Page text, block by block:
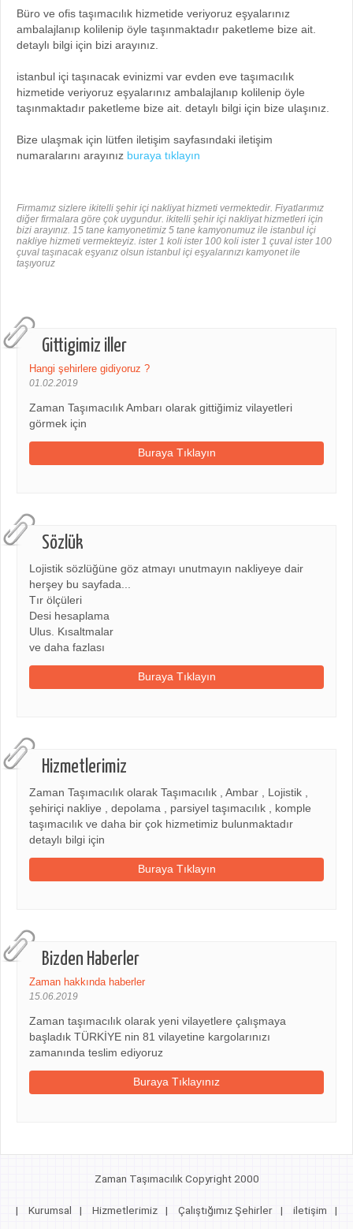
Gittigimiz iller
Hangi şehirlere gidiyoruz ?
01.02.2019
Zaman Taşımacılık Ambarı olarak gittiğimiz vilayetleri
görmek için
Buraya Tıklayın
Sözlük
Lojistik sözlüğüne göz atmayı unutmayın nakliyeye dair
herşey bu sayfada...
Tır ölçüleri
Desi hesaplama
Ulus. Kısaltmalar
ve daha fazlası
Buraya Tıklayın
Hizmetlerimiz
Zaman Taşımacılık olarak Taşımacılık , Ambar , Lojistik ,
şehiriçi nakliye , depolama , parsiyel taşımacılık , komple
taşımacılık ve daha bir çok hizmetimiz bulunmaktadır
detaylı bilgi için
Buraya Tıklayın
Bizden Haberler
Zaman hakkında haberler
15.06.2019
Zaman taşımacılık olarak yeni vilayetlere çalışmaya
başladık TÜRKİYE nin 81 vilayetine kargolarınızı
zamanında teslim ediyoruz
Buraya Tıklayınız
Büro ve ofis taşımacılık hizmetide veriyoruz eşyalarınız
ambalajlanıp kolilenip öyle taşınmaktadır paketleme bize ait.
detaylı bilgi için bizi arayınız.
istanbul içi taşınacak evinizmi var evden eve taşımacılık
hizmetide veriyoruz eşyalarınız ambalajlanıp kolilenip öyle
taşınmaktadır paketleme bize ait. detaylı bilgi için bize ulaşınız.
Bize ulaşmak için lütfen iletişim sayfasındaki iletişim
numaralarını arayınız buraya tıklayın
Firmamız sizlere ikitelli şehir içi nakliyat hizmeti vermektedir. Fiyatlarımız
diğer firmalara göre çok uygundur. ikitelli şehir içi nakliyat hizmetleri için
bizi arayınız. 15 tane kamyonetimiz 5 tane kamyonumuz ile istanbul içi
nakliye hizmeti vermekteyiz. ister 1 koli ister 100 koli ister 1 çuval ister 100
çuval taşınacak eşyanız olsun istanbul içi eşyalarınızı kamyonet ile
taşıyoruz
Zaman Taşımacılık Copyright 2000
| Kurumsal | Hizmetlerimiz | Çalıştığımız Şehirler | iletişim |